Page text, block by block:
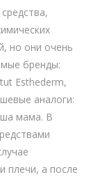
но они очень
бренды:
Esthederm,
аналоги:
мама. В
плечи, а после